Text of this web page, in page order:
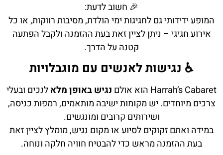
🎉 חשוב לדעת:
המופע ידידותי גם לחגיגות ימי הולדת, מסיבות רווקות, או כל
אירוע חגיגי – ניתן לציין זאת בעת ההזמנה ולקבל הפתעה
קטנה על הדרך.
♿ נגישות לאנשים עם מוגבלויות
Harrah’s Cabaret הוא אולם נגיש באופן מלאלנכים ובעלי
צרכים מיוחדים. יש מקומות ישיבה מותאמים, רמפות כניסה,
ושירותים קרובים ומונגשים.
במידה ואתם זקוקים לסיוע או מקום נגיש, מומלץ לציין זאת
בעת ההזמנה מראש כדי להבטיח חוויה חלקה ונוחה.